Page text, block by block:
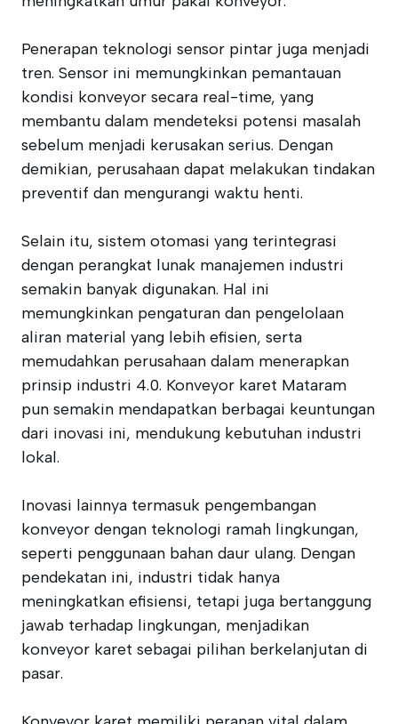
Penerapan teknologi sensor pintar juga menjadi
tren. Sensor ini memungkinkan pemantauan
kondisi konveyor secara real-time, yang
membantu dalam mendeteksi potensi masalah
sebelum menjadi kerusakan serius. Dengan
demikian, perusahaan dapat melakukan tindakan
preventif dan mengurangi waktu henti.
Selain itu, sistem otomasi yang terintegrasi
dengan perangkat lunak manajemen industri
semakin banyak digunakan. Hal ini
memungkinkan pengaturan dan pengelolaan
aliran material yang lebih efisien, serta
memudahkan perusahaan dalam menerapkan
prinsip industri 4.0. Konveyor karet Mataram
pun semakin mendapatkan berbagai keuntungan
dari inovasi ini, mendukung kebutuhan industri
lokal.
Inovasi lainnya termasuk pengembangan
konveyor dengan teknologi ramah lingkungan,
seperti penggunaan bahan daur ulang. Dengan
pendekatan ini, industri tidak hanya
meningkatkan efisiensi, tetapi juga bertanggung
jawab terhadap lingkungan, menjadikan
konveyor karet sebagai pilihan berkelanjutan di
pasar.